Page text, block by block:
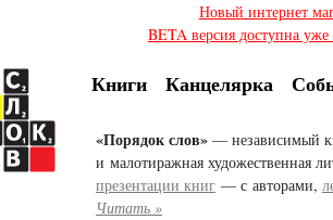
Новый интернет
BETA версия доступна
Книги Канцелярка
«Порядок слов» — независимый
и малотиражная художественная
презентации книг — с авторами,
Читать »